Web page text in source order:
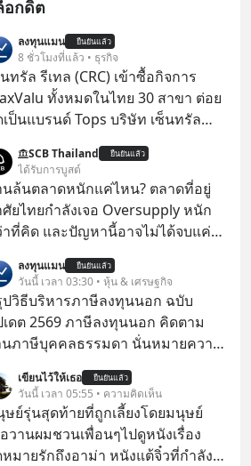
อกดิต
ลงทุนแมน ยืนยันแล้ว
8 ชั่วโมงที่แล้ว • ธุรกิจ
ทรัล รีเทล (CRC) เข้าซื้อกิจการ
ทั้งหมดในไทย 30 สาขา ต่อย
ป็นแบรนด์ Tops บริษัท เซ็นทรัล
แจ้งตลาดหลักทรัพย์ฯ ว่า บริษัท
ทรัล ฟู้ด รีเทล จำกัด (CFR) ซึ่งเป็น
ทย่อยที่ CRC ถือหุ้นทั้งทางตรงและ
อ้อม 100%
SCB Thailand ยืนยันแล้ว
ได้รับการบูสต์
ล้นตลาดหนักแค่ไหน? ตลาดที่อยู่
ยไทยกำลังเจอ Oversupply หนัก
าที่คิด และปัญหานี้อาจไม่ได้จบแค่
ลาด #เศรษฐกิจไทย #EICAround
สามารถดูคลิปที่
ประกอบได้ที่ link :
youtube.com/shorts/-
ลงทุนแมน ยืนยันแล้ว
วันนี้ เวลา 03:30 • หุ้น & เศรษฐกิจ
ปวิธีบริหารภาษีลงทุนนอก ฉบับ
เดต 2569 ภาษีลงทุนนอก คิดตาม
นภาษีบุคคลธรรมดา นั่นหมายความ
เขียนไว้ให้เธอ ยืนยันแล้ว
วันนี้ เวลา 05:55 • ความคิดเห็น
ษย์รุ่นสุดท้ายที่ถูกเลี้ยงโดยมนุษย์
วานผมชวนเพื่อนๆไปดูหนังเรื่อง
ายรักถึงอาม่า หนังแต้จิ๋วที่กำลัง